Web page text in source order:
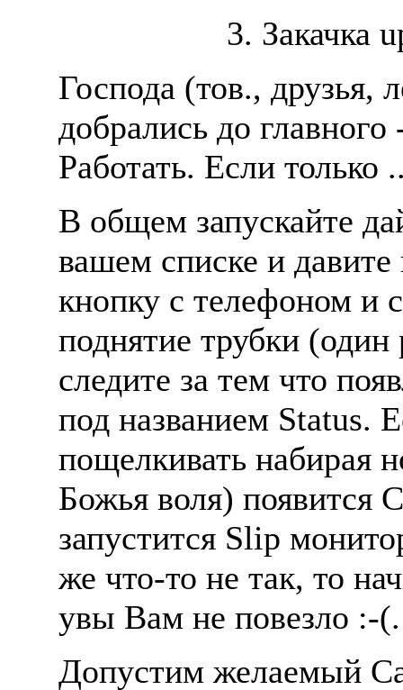
3. Закачка
Господа (тов.,
добрались до
Работать. Если только
В общем запускайте
вашем списке и
кнопку с телефоном и
поднятие трубки
следите за тем что
под названием Status.
пощелкивать набирая
Божья воля) появится
запустится Slip
же что-то не так, то
увы Вам не повезло :-(.
Допустим желаемый